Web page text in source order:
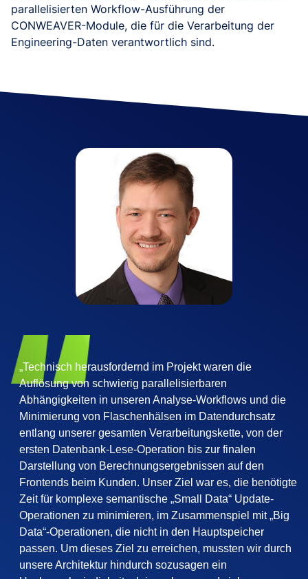
parallelisierten Workflow-Ausführung der
CONWEAVER-Module, die für die Verarbeitung der
Engineering-Daten verantwortlich sind.
„Technisch herausfordernd im Projekt waren die
Auflösung von schwierig parallelisierbaren
Abhängigkeiten in unseren Analyse-Workflows und die
Minimierung von Flaschenhälsen im Datendurchsatz
entlang unserer gesamten Verarbeitungskette, von der
ersten Datenbank-Lese-Operation bis zur finalen
Darstellung von Berechnungsergebnissen auf den
Frontends beim Kunden. Unser Ziel war es, die benötigte
Zeit für komplexe semantische „Small Data“ Update-
Operationen zu minimieren, im Zusammenspiel mit „Big
Data“-Operationen, die nicht in den Hauptspeicher
passen. Um dieses Ziel zu erreichen, mussten wir durch
unsere Architektur hindurch sozusagen ein